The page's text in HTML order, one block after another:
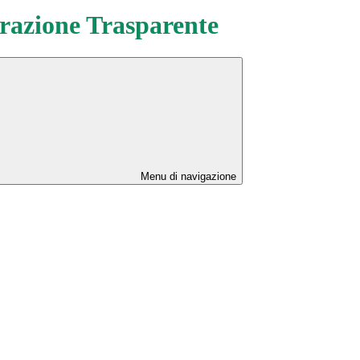
Trasparente
Menu di navigazione